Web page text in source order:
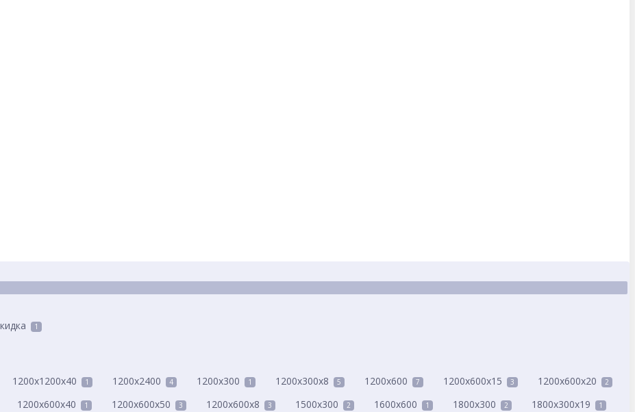
1
1200x1200x40 1 1200x2400 4 1200x300 1 1200x300x8 5 1200x600 7 1200x600x15 3 1200x600x20 2
1200x600x40 1 1200x600x50 3 1200x600x8 3 1500x300 2 1600x600 1 1800x300 2 1800x300x19 1